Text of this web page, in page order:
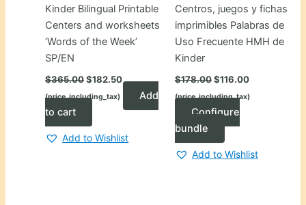
Kinder Bilingual Printable
Centers and worksheets
‘Words of the Week’
SP/EN
$365.00Original
price
was:
$365.00.
$182.50Current
$182.50.
(price_including_tax)
Add
to cart
Add to Wishlist
Centros, juegos y fichas
imprimibles Palabras de
Uso Frecuente HMH de
Kinder
$178.00Original
price
was:
$178.00.
$116.00Current
is:
(price_including_tax)
Configure
bundle
Add to Wishlist